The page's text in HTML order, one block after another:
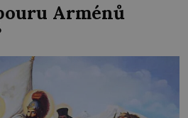
Arménů